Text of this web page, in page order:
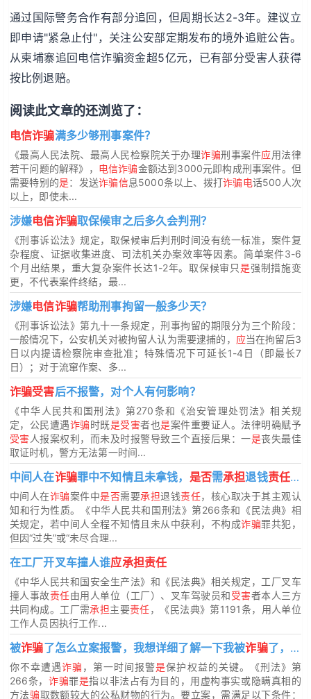
通过国际警务合作有部分追回，但周期长达2-3年。建议立
即申请"紧急止付"，关注公安部定期发布的境外追赃公告。
从柬埔寨追回电信诈骗资金超5亿元，已有部分受害人获得
按比例退赔。
阅读此文章的还浏览了：
电信诈骗满多少够刑事案件？
《最高人民法院、最高人民检察院关于办理诈骗刑事案件应用法律
若干问题的解释》， 电信诈骗金额达到3000元即构成刑事案件。但
需要特别的是：发送诈骗信息5000条以上、拨打诈骗电话500人次
以上，即使未...
涉嫌电信诈骗取保候审之后多久会判刑？
《刑事诉讼法》规定，取保候审后判刑时间没有统一标准，案件复
杂程度、证据收集进度、司法机关办案效率等因素。简单案件3-6
个月出结果，重大复杂案件长达1-2年。取保候审只是强制措施变
更，不代表案件终结，最...
涉嫌电信诈骗帮助刑事拘留一般多少天？
《刑事诉讼法》第九十一条规定，刑事拘留的期限分为三个阶段：
一般情况下，公安机关对被拘留人认为需要逮捕的， 应当在拘留后3
日以内提请检察院审查批准；特殊情况下可延长1-4日（即最长7
日）；对于流窜作案、多...
诈骗受害后不报警，对个人有何影响？
《中华人民共和国刑法》第270条和《治安管理处罚法》相关规
定，公民遭遇诈骗时既是受害者也是案件重要证人。法律明确赋予
受害 人报案权利，而未及时报警导致三个直接后果：一是丧失最佳
取证时机，警方无法第一时间...
中间人在诈骗罪中不知情且未拿钱， 是否需承担退钱责任？
中间人在诈骗案件中是否需要承担退钱责任，核心取决于其主观认
知和行为性质。《中华人民共和国刑法》第266条和《民法典》相
关规定，若中间人全程不知情且未从中获利，不构成诈骗罪共犯，
但因“过失”或“未尽合理...
在工厂开叉车撞人谁应承担责任
《中华人民共和国安全生产法》和《民法典》相关规定，工厂叉车
撞人事故责任由用人单位（工厂）、叉车驾驶员和受害者本人三方
共同构成。工厂需承担主要责任，《民法典》第1191条，用人单位
工作人员因执行工作...
被诈骗了怎么立案报警，我想详细了解一下我被诈骗了，如何确定
你不幸遭遇诈骗 ，第一时间报警是保护权益的关键。《刑法》第
266条，诈骗罪是指以非法占有为目的，用虚构事实或隐瞒真相的
方法骗取数额较大的公私财物的行为。要立案，需满足以下条件：